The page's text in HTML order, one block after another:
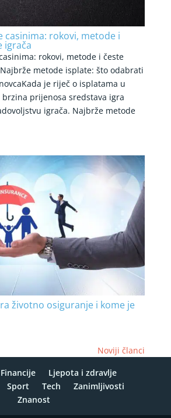
casinima: rokovi, metode i
igrača
rokovi, metode i česte
metode isplate: što odabrati
je riječ o isplatama u
prijenosa sredstava igra
igrača. Najbrže metode
životno osiguranje i kome je
Noviji članci
Financije
Ljepota i zdravlje
Sport Tech
Zanimljivosti
Znanost